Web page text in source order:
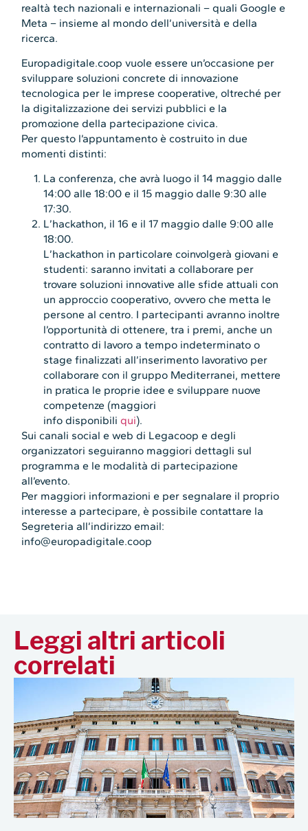
realtà tech nazionali e internazionali – quali Google e
Meta – insieme al mondo dell’università e della
ricerca.
Europadigitale.coop vuole essere un’occasione per
sviluppare soluzioni concrete di innovazione
tecnologica per le imprese cooperative, oltreché per
la digitalizzazione dei servizi pubblici e la
promozione della partecipazione civica.
Per questo l’appuntamento è costruito in due
momenti distinti:
La conferenza, che avrà luogo il 14 maggio dalle
14:00 alle 18:00 e il 15 maggio dalle 9:30 alle
17:30.
L’hackathon, il 16 e il 17 maggio dalle 9:00 alle
18:00.
L’hackathon in particolare coinvolgerà giovani e
studenti: saranno invitati a collaborare per
trovare soluzioni innovative alle sfide attuali con
un approccio cooperativo, ovvero che metta le
persone al centro. I partecipanti avranno inoltre
l’opportunità di ottenere, tra i premi, anche un
contratto di lavoro a tempo indeterminato o
stage finalizzati all’inserimento lavorativo per
collaborare con il gruppo Mediterranei, mettere
in pratica le proprie idee e sviluppare nuove
competenze (maggiori
info disponibiliqui).
Sui canali social e web di Legacoop e degli
organizzatori seguiranno maggiori dettagli sul
programma e le modalità di partecipazione
all’evento.
Per maggiori informazioni e per segnalare il proprio
interesse a partecipare, è possibile contattare la
Segreteria all’indirizzo email:
info@europadigitale.coop
Leggi altri articoli
correlati